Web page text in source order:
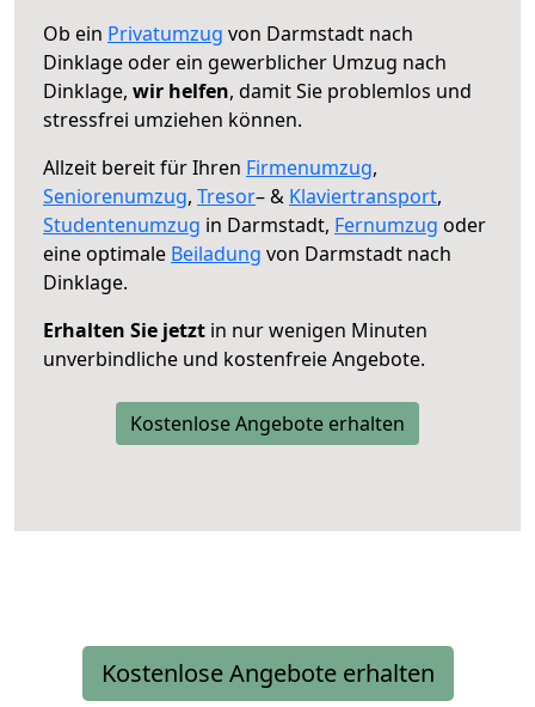
Ob ein Privatumzug von Darmstadt nach
Dinklage oder ein gewerblicher Umzug nach
Dinklage, wir helfen, damit Sie problemlos und
stressfrei umziehen können.
Allzeit bereit für Ihren Firmenumzug,
Seniorenumzug, Tresor– & Klaviertransport,
Studentenumzug in Darmstadt, Fernumzug oder
eine optimale Beiladung von Darmstadt nach
Dinklage.
Erhalten Sie jetzt in nur wenigen Minuten
unverbindliche und kostenfreie Angebote.
Kostenlose Angebote erhalten
Kostenlose Angebote erhalten